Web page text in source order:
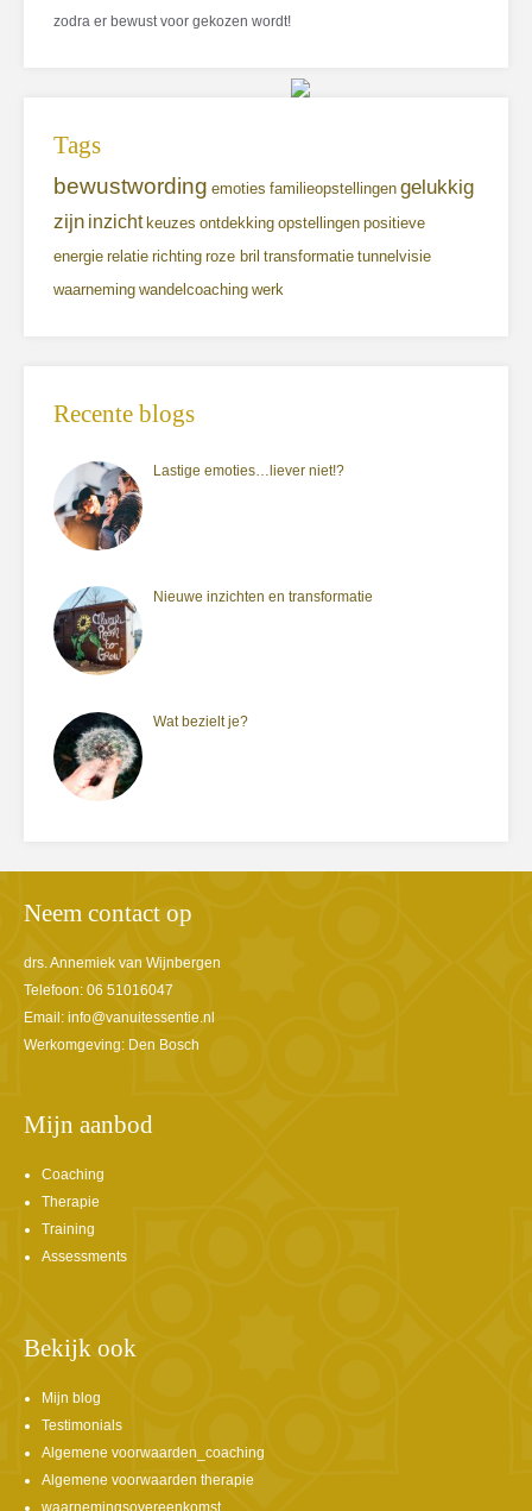
zodra er bewust voor gekozen wordt!
Tags
bewustwording emoties familieopstellingen gelukkig
zijn inzicht keuzes ontdekking opstellingen positieve
energie relatie richting roze bril transformatie tunnelvisie
waarneming wandelcoaching werk
Recente blogs
Lastige emoties…liever niet!?
Nieuwe inzichten en transformatie
Wat bezielt je?
Neem contact op
drs. Annemiek van Wijnbergen
Telefoon: 06 51016047
Email: info@vanuitessentie.nl
Werkomgeving: Den Bosch
Mijn aanbod
Coaching
Therapie
Training
Assessments
Bekijk ook
Mijn blog
Testimonials
Algemene voorwaarden_coaching
Algemene voorwaarden therapie
waarnemingsovereenkomst